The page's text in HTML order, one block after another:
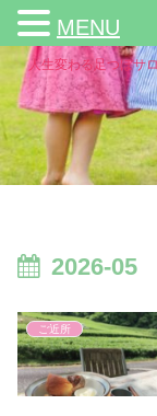
人生変わる足つぼサ
2026-05
ご近所
MENU